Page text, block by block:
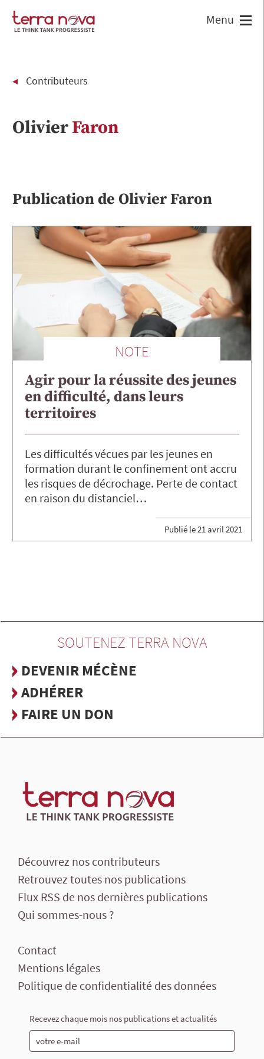
Contributeurs
OlivierFaron
Publication de OlivierFaron
NOTE
Agir pour la réussite des jeunes
en difficulté, dans leurs
territoires
Les difficultés vécues par les jeunes en
formation durant le confinement ont accru
les risques de décrochage. Perte de contact
en raison du distanciel…
Publié le21 avril 2021
SOUTENEZ TERRA NOVA
DEVENIR MÉCÈNE
ADHÉRER
FAIRE UN DON
Découvrez nos contributeurs
Retrouvez toutes nos publications
Flux RSS de nos dernières publications
Qui sommes-nous ?
Contact
Mentions légales
Politique de confidentialité des données
Recevez chaque mois nos publications et actualités